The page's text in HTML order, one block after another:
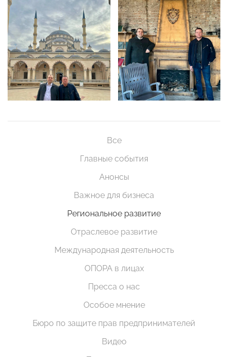
Все
Главные события
Анонсы
Важное для бизнеса
Региональное развитие
Отраслевое развитие
Международная деятельность
ОПОРА в лицах
Пресса о нас
Особое мнение
Бюро по защите прав предпринимателей
Видео